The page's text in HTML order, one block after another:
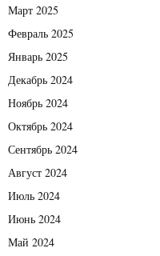
Март 2025
Февраль 2025
Январь 2025
Декабрь 2024
Ноябрь 2024
Октябрь 2024
Сентябрь 2024
Август 2024
Июль 2024
Июнь 2024
Май 2024